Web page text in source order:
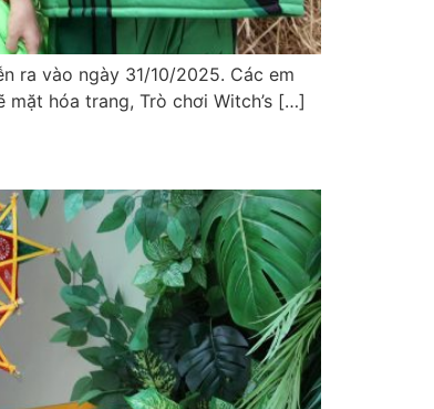
ra vào ngày 31/10/2025. Các em
hóa trang, Trò chơi Witch’s […]